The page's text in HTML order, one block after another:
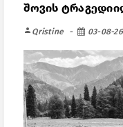
შოვის
person Qristine 03-08-